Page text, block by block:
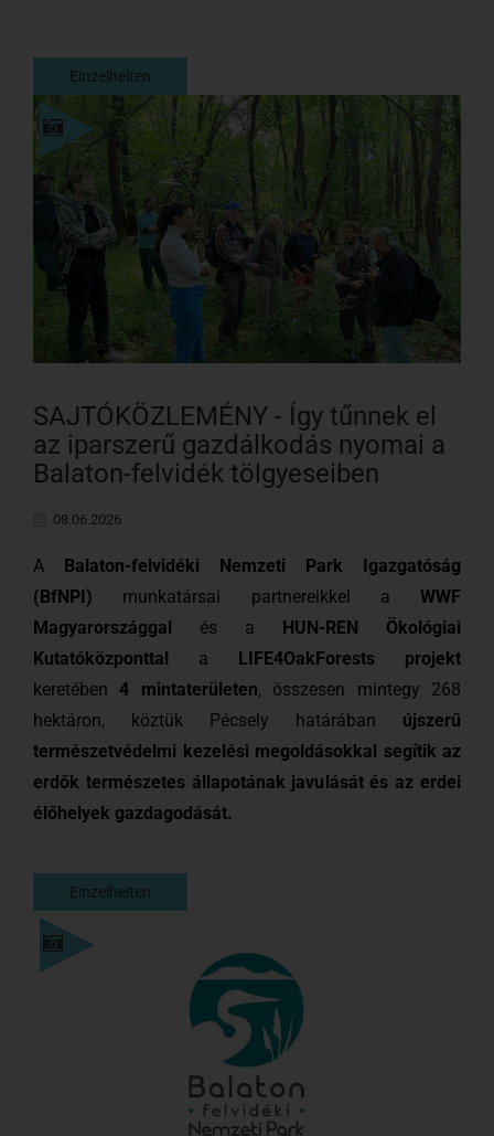
Einzelheiten
Einzelheiten
SAJTÓKÖZLEMÉNY - Így tűnnek el
az iparszerű gazdálkodás nyomai a
Balaton-felvidék tölgyeseiben
08.06.2026
A Balaton-felvidéki Nemzeti Park Igazgatóság
(BfNPI) munkatársai partnereikkel a WWF
Magyarországgal és a HUN-REN Ökológiai
Kutatóközponttal a LIFE4OakForests projekt
keretében4 mintaterületen, összesen mintegy 268
hektáron, köztük Pécsely határában újszerű
természetvédelmi kezelési megoldásokkal segítik az
erdők természetes állapotának javulását és az erdei
élőhelyek gazdagodását.
Einzelheiten
Einzelheiten